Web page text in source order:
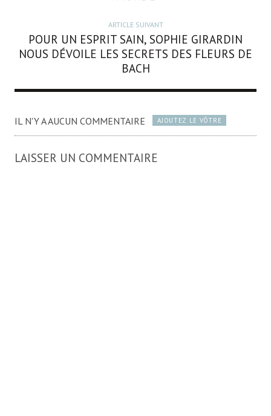
ARTICLE SUIVANT
POUR UN ESPRIT SAIN, SOPHIE GIRARDIN
NOUS DÉVOILE LES SECRETS DES FLEURS DE
BACH
IL N'Y A AUCUN COMMENTAIRE AJOUTEZ LE VÔTRE
LAISSER UN COMMENTAIRE